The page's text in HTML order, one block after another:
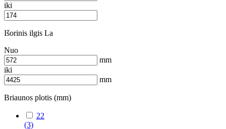
iki
Išorinis ilgis La
Nuo
mm
iki
mm
Briaunos plotis (mm)
22
(3)